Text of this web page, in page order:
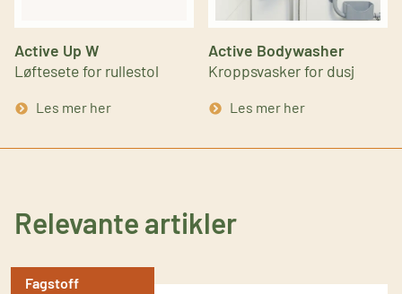
Active Up W
Løftesete for rullestol
Les mer her
Active Bodywasher
Kroppsvasker for dusj
Les mer her
Relevante artikler
Fagstoff